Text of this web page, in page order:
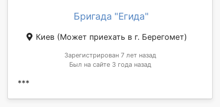
Бригада "Егида"
Киев (Может приехать в г. Берегомет)
Зарегистрирован 7 лет назад
Был на сайте 3 года назад
***